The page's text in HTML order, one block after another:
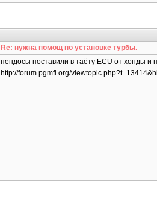
Re: нужна помощ по установке турбы.
пендосы поставили в таёту ECU от хонды и
http://forum.pgmfi.org/